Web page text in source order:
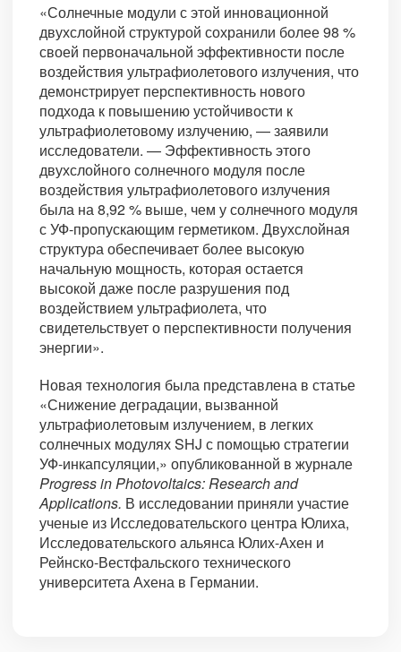
«Солнечные модули с этой инновационной
двухслойной структурой сохранили более 98 %
своей первоначальной эффективности после
воздействия ультрафиолетового излучения, что
демонстрирует перспективность нового
подхода к повышению устойчивости к
ультрафиолетовому излучению, — заявили
исследователи. — Эффективность этого
двухслойного солнечного модуля после
воздействия ультрафиолетового излучения
была на 8,92 % выше, чем у солнечного модуля
с УФ-пропускающим герметиком. Двухслойная
структура обеспечивает более высокую
начальную мощность, которая остается
высокой даже после разрушения под
воздействием ультрафиолета, что
свидетельствует о перспективности получения
энергии».
Новая технология была представлена в статье
«Снижение деградации, вызванной
ультрафиолетовым излучением, в легких
солнечных модулях SHJ с помощью стратегии
УФ-инкапсуляции,» опубликованной в журнале
Progress in Photovoltaics: Research and
Applications. В исследовании приняли участие
ученые из Исследовательского центра Юлиха,
Исследовательского альянса Юлих-Ахен и
Рейнско-Вестфальского технического
университета Ахена в Германии.